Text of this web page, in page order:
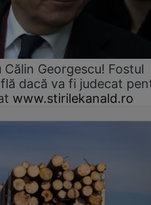
Călin Georgescu! Fostul
dacă va fi judecat
www.stirilekanald.ro